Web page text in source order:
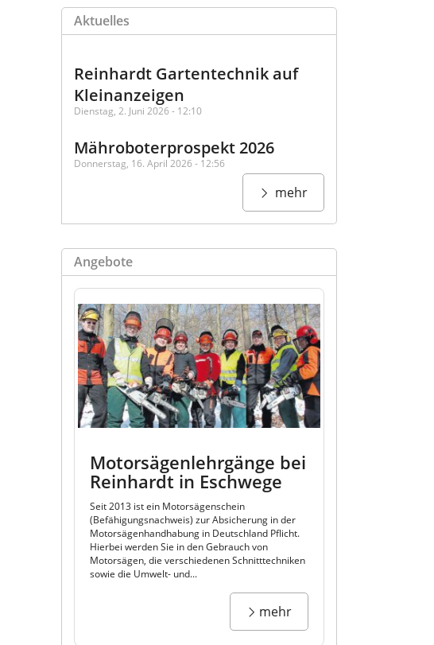
Aktuelles
Reinhardt Gartentechnik auf
Kleinanzeigen
Dienstag, 2. Juni 2026 - 12:10
Mähroboterprospekt 2026
Donnerstag, 16. April 2026 - 12:56
mehr
Angebote
Motorsägenlehrgänge bei
Reinhardt in Eschwege
Seit 2013 ist ein Motorsägenschein
(Befähigungsnachweis) zur Absicherung in der
Motorsägenhandhabung in Deutschland Pflicht.
Hierbei werden Sie in den Gebrauch von
Motorsägen, die verschiedenen Schnitttechniken
sowie die Umwelt- und...
mehr